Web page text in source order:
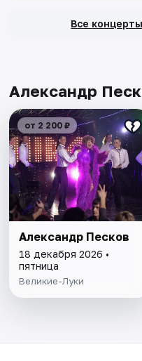
Все
Александр
от 2 200 ₽
Александр Песков
18 декабря 2026 •
пятница
Великие-Луки